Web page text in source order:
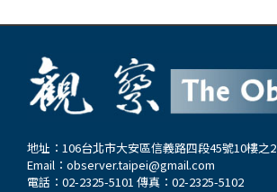
地址：106台北市大安區信義路四段45號10樓之2
Email： observer.taipei@gmail.com
電話：02-2325-5101 傳真：02-2325-5102